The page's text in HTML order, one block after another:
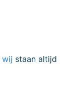
wij staan altijd